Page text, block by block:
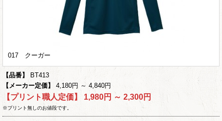
017 クーガー
【品番】
BT413
【メーカー定価】
4,180円 ～ 4,840円
【プリント職人定価】 1,980円 ～ 2,300円
※プリント無しのお値段です。